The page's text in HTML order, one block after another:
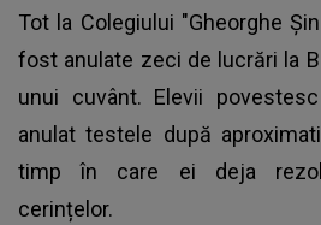
Tot la Colegiului "Gheorghe
fost anulate zeci de lucrări la
unui cuvânt. Elevii
anulat testele după
timp în care ei deja
cerințelor.